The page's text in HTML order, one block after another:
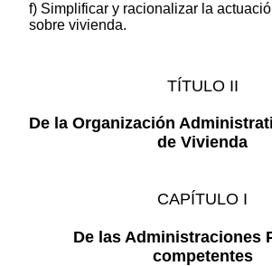
f) Simplificar y racionalizar la
sobre vivienda.
TÍTULO II
De la Organización
de Vivienda
CAPÍTULO I
De las Administraciones
competentes